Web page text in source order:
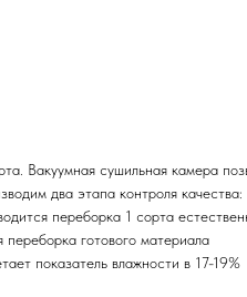
Вакуумная сушильная камера
два этапа контроля качества:
переборка 1 сорта
готового материала
показатель влажности в 17-19%